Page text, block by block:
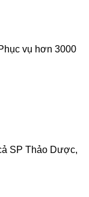
vụ hơn 3000
SP Thảo Dược,